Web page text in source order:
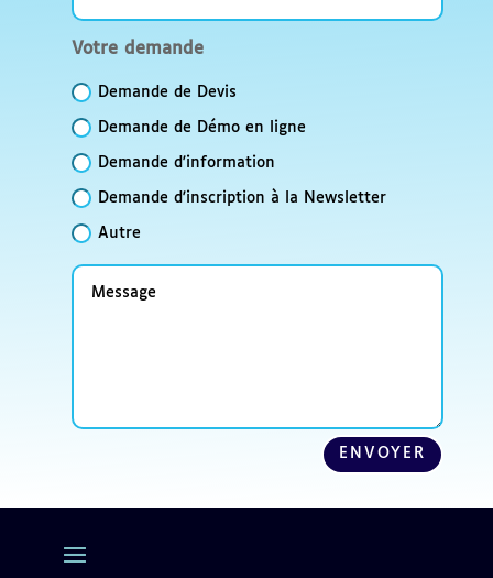
Votre
Votre demande
Demande de Devis
Demande de Démo en ligne
Demande d'information
Demande d'inscription à la Newsletter
Autre
Message
ENVOYER